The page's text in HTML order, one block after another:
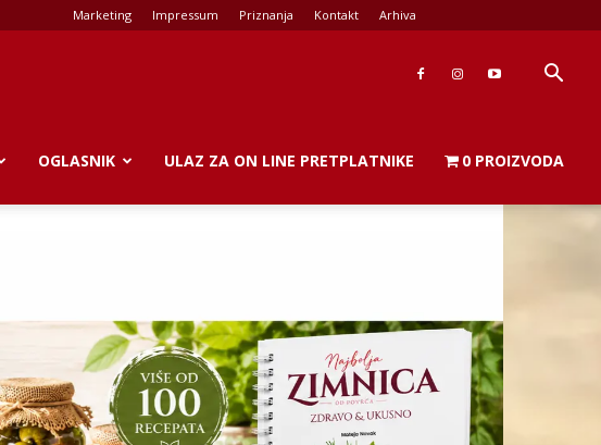
Marketing Impressum Priznanja Kontakt Arhiva
OGLASNIK ULAZ ZA ON LINE PRETPLATNIKE 0 PROIZVODA